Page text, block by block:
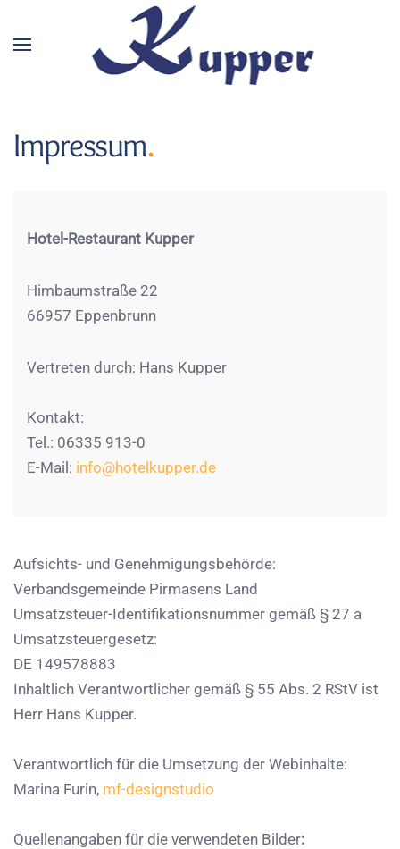
Zum Hauptinhalt springen
Impressum.
Hotel-Restaurant Kupper
Himbaumstraße 22
66957 Eppenbrunn
Vertreten durch: Hans Kupper
Kontakt:
Tel.: 06335 913-0
E-Mail: info@hotelkupper.de
Aufsichts- und Genehmigungsbehörde:
Verbandsgemeinde Pirmasens Land
Umsatzsteuer-Identifikationsnummer gemäß § 27 a
Umsatzsteuergesetz:
DE 149578883
Inhaltlich Verantwortlicher gemäß § 55 Abs. 2 RStV ist
Herr Hans Kupper.
Verantwortlich für die Umsetzung der Webinhalte:
Marina Furin, mf-designstudio
Quellenangaben für die verwendeten Bilder: